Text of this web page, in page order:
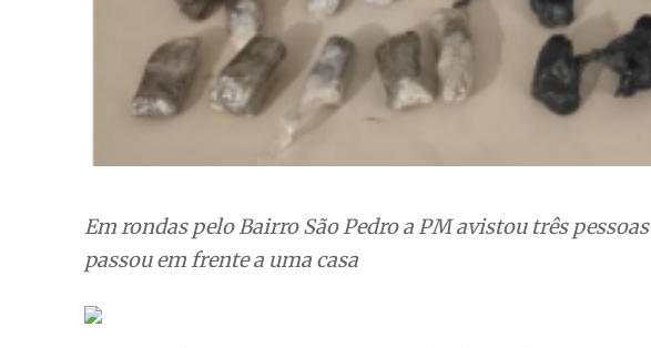
Em rondas pelo Bairro São Pedro a PM avistou três
passou em frente a uma casa